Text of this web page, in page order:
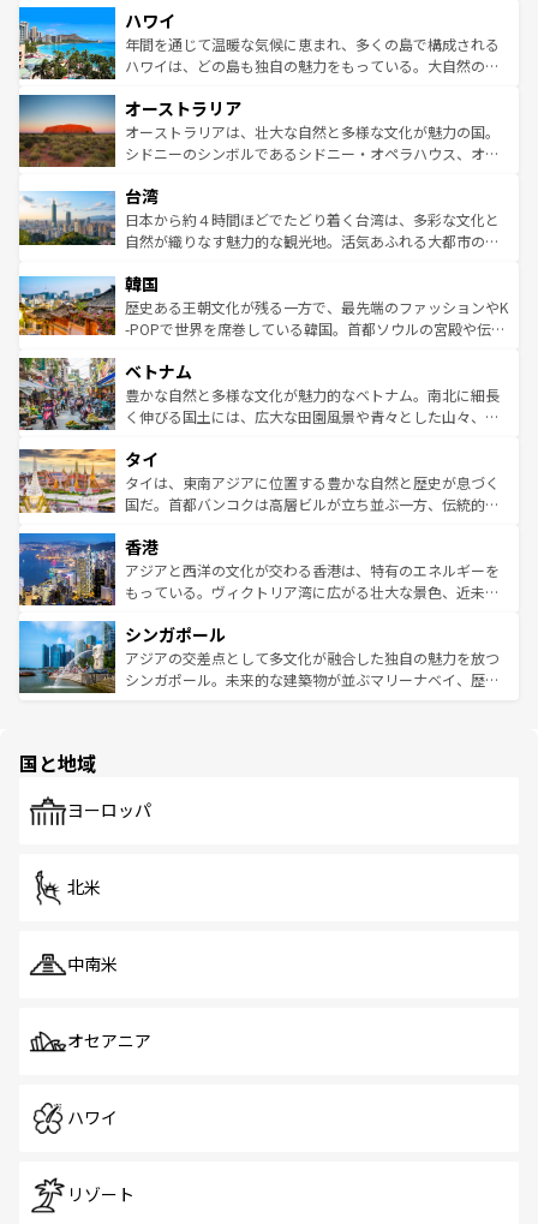
ば市内交通費無料で観光を楽しむこともできる。 なお、新
着のスイス情報はコンテンツ一覧 を参照してほしい。
のような巨大都市は、観光、ショッピング、エンターテイ
ンメントが詰まった刺激的なスポットだ。一方、アメリカ
西部には大自然が広がり、グランドキャニオンやイエロー
部のニューオーリンズでは、音楽と美食が融合した独特の
文化が魅力。旅行者はアメリカの各地域で異なる魅力を楽
しみながら、その多様性と豊かな歴史を感じることができ
ならではの贅沢な旅のスタイルだ。 なお、新着のアメリカ
情報はコンテンツ一覧を参照してほしい。
ハワイ
年間を通じて温暖な気候に恵まれ、多くの島で構成される
ハワイは、どの島も独自の魅力をもっている。大自然の神
ワイ島は見逃せない。また、定番の観光地といえばオアフ
島だが、静かな自然を求めるならマウイ島やカウアイ島が
おすすめ。エメラルドグリーンに輝く海をはじめ、豊かな
れるおもてなしの心で訪れる人々を迎えてくれるハワイの
人々、おいしいローカルフードやハワイアンミュージッ
ク、伝統的なフラダンスなど、すべてがハワイの魅力を彩
ワイを、存分に味わってほしい。 なお、新着のハワイ情報
はコンテンツ一覧を参照してほしい。
オーストラリア
オーストラリアは、壮大な自然と多様な文化が魅力の国。
シドニーのシンボルであるシドニー・オペラハウス、オー
リアリーフや大陸中央部にそびえるウルル（エアーズロッ
ク）、タスマニアの美しい原生林やケアンズの熱帯雨林な
ど、見どころがたくさん。また、カフェやワイン、オージ
いる。アクティビティも充実しており、サーフィンやダイ
ビング、ハイキングなど、アウトドア好きにはたまらな
い。オーストラリアの多彩な魅力を存分に味わいつくそ
参照してほしい。
台湾
日本から約４時間ほどでたどり着く台湾は、多彩な文化と
自然が織りなす魅力的な観光地。活気あふれる大都市の台
ン）、静ひつな山岳地帯である台湾東部など、都市の喧騒
と山間の静けさが共存しており、訪れる人に新しい発見と
驚きをもたらしてくれる。また、奥深い台湾の食文化も魅
容にもいいと評判のスイーツなど、バラエティ豊かな料理
が味わえる。 なお、新着の台湾情報は コンテンツ一覧を参
照してほしい。
韓国
歴史ある王朝文化が残る一方で、最先端のファッションやK
-POPで世界を席巻している韓国。首都ソウルの宮殿や伝統
き、地方に足を延ばせば四季折々の自然美を楽しむことが
できる。そして、キムチや焼肉、絶品のストリートフード
まで、さまざまな韓国料理が待っている。夜には、韓国な
リティに包まれながら、韓国の多彩な魅力を心ゆくまで味
わってみてほしい。 なお、新着の韓国情報はコンテンツ一
覧を参照してほしい。
ベトナム
豊かな自然と多様な文化が魅力的なベトナム。南北に細長
く伸びる国土には、広大な田園風景や青々とした山々、世
急速な発展と共に伝統が息づく。ハノイの古い町並みやホ
ーチミン市のフランス統治時代の建物も、独特の雰囲気を
醸し出している。また、バラエティの豊かさとおいしさで
とつ。フォーやバインミー、ベトナムコーヒーなどは、ぜ
ひ現地で味わいたい。どの地域を訪れてもあたたかい人々
が旅行者を迎えてくれるので、きっと忘れられない旅にな
参照してほしい。
タイ
タイは、東南アジアに位置する豊かな自然と歴史が息づく
国だ。首都バンコクは高層ビルが立ち並ぶ一方、伝統的な
の活気が交差している。北部ではチェンマイなどの山岳地
帯で自然と触れ合い、南部ではプーケットやクラビの美し
いビーチでリゾート気分を楽しむことができる。タイ料理
激する。気候は一年中温暖で、どの季節にも異なる楽しみ
が待っている。親しみやすいタイの人々、仏教を中心とし
た文化、そして多様な観光資源が、訪れる旅人を魅了し続
香港
アジアと西洋の文化が交わる香港は、特有のエネルギーを
もっている。ヴィクトリア湾に広がる壮大な景色、近未来
み、どこを訪れても感動するはず。観光スポットが密集し
ており、効率よく見どころを回れるのも魅力。息をのむよ
うな絶景から文化的な体験まで、香港を存分に楽しみ尽く
シンガポール
アジアの交差点として多文化が融合した独自の魅力を放つ
シンガポール。未来的な建築物が並ぶマリーナベイ、歴史
で、ホーカーズは地元の風情を楽しめる外せないスポット
国と地域
ヨーロッパ
北米
中南米
オセアニア
ハワイ
リゾート